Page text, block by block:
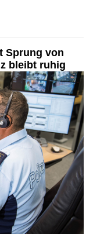
Sprung von
bleibt ruhig